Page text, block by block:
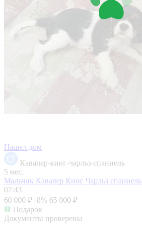
Нашел дом
Кавалер-кинг-чарльз-спаниель
5 мес.
Мальчик Кавалер Кинг Чарльз спаниель
07:43
60 000 ₽ -8% 65 000 ₽
Подарок
Документы проверены